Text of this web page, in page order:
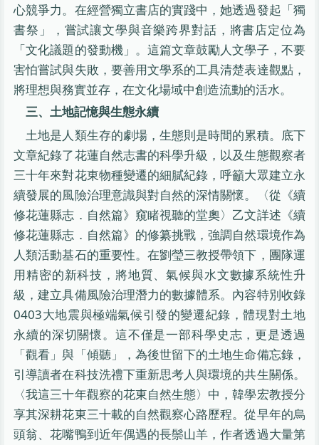
心競爭力。在經營獨立書店的實踐中，她透過發起「獨
書祭」，嘗試讓文學與音樂跨界對話，將書店定位為
「文化議題的發動機」。這篇文章鼓勵人文學子，不要
害怕嘗試與失敗，要善用文學系的工具清楚表達觀點，
將理想與務實並存，在文化場域中創造流動的活水。
三、土地記憶與生態永續
土地是人類生存的劇場，生態則是時間的累積。底下
文章紀錄了花蓮自然志書的科學升級，以及生態觀察者
三十年來對花東物種變遷的細膩紀錄，呼籲大眾建立永
續發展的風險治理意識與對自然的深情關懷。〈從《續
修花蓮縣志．自然篇》窺睹視聽的堂奧〉乙文詳述《續
修花蓮縣志．自然篇》的修纂挑戰，強調自然環境作為
人類活動基石的重要性。在劉瑩三教授帶領下，團隊運
用精密的新科技，將地質、氣候與水文數據系統性升
級，建立具備風險治理潛力的數據體系。內容特別收錄
0403大地震與極端氣候引發的變遷紀錄，體現對土地
永續的深切關懷。這不僅是一部科學史志，更是透過
「觀看」與「傾聽」，為後世留下的土地生命備忘錄，
引導讀者在科技洗禮下重新思考人與環境的共生關係。
〈我這三十年觀察的花東自然生態〉中，韓學宏教授分
享其深耕花東三十載的自然觀察心路歷程。從早年的烏
頭翁、花嘴鴨到近年偶遇的長鬃山羊，作者透過大量第